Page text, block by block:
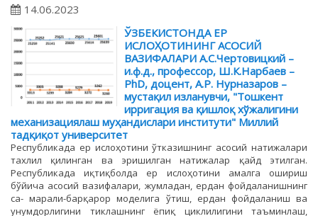
14.06.2023
ЎЗБЕКИСТОНДА ЕР
ИСЛОҲОТИНИНГ АСОСИЙ
ВАЗИФАЛАРИ А.С.Чертовицкий –
и.ф.д., профессор, Ш.К.Нарбаев –
PhD, доцент, А.Р. Нурназаров –
мустақил изланувчи, "Тошкент
ирригация ва қишлоқ хўжалигини
механизациялаш муҳандислари институти" Миллий
тадқиқот университет
Республикада ер ислоҳотини ўтказишнинг асосий натижалари
тахлил қилинган ва эришилган натижалар қайд этилган.
Республикада иқтиқболда ер ислоҳотини амалга ошириш
бўйича асосий вазифалари, жумладан, ердан фойдаланишнинг
са- марали-барқарор моделига ўтиш, ердан фойдаланиш ва
унумдорлигини тиклашнинг ёпиқ циклилигини таъминлаш,